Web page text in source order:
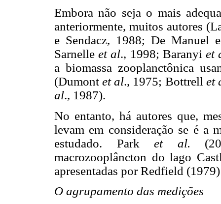
Embora não seja o mais
anteriormente, muitos autores
e Sendacz, 1988; De Manuel
Sarnelleet al., 1998; Baranyiet
a biomassa zooplanctônica
(Dumontet al., 1975; Bottrell et
al., 1987).
No entanto, há autores que,
levam em consideração se é a
estudado. Park et al.
macrozooplâncton do lago
apresentadas por Redfield
O agrupamento das medições